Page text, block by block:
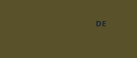
DE